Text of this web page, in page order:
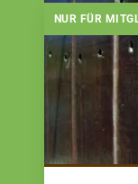
NUR FÜR